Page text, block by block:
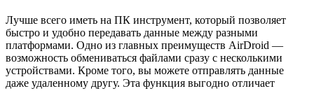
Лучше всего иметь на ПК инструмент, который позволяет
быстро и удобно передавать данные между разными
платформами. Одно из главных преимуществ AirDroid —
возможность обмениваться файлами сразу с несколькими
устройствами. Кроме того, вы можете отправлять данные
даже удаленному другу. Эта функция выгодно отличает